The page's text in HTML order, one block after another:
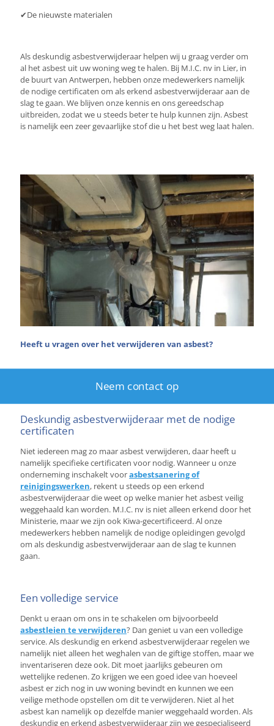
✔De nieuwste materialen
Als deskundig asbestverwijderaar helpen wij u graag verder om
al het asbest uit uw woning weg te halen. Bij M.I.C. nv in Lier, in
de buurt van Antwerpen, hebben onze medewerkers namelijk
de nodige certificaten om als erkend asbestverwijderaar aan de
slag te gaan. We blijven onze kennis en ons gereedschap
uitbreiden, zodat we u steeds beter te hulp kunnen zijn. Asbest
is namelijk een zeer gevaarlijke stof die u het best weg laat halen.
Heeft u vragen over het verwijderen van asbest?
Neem contact op
Deskundig asbestverwijderaar met de nodige
certificaten
Niet iedereen mag zo maar asbest verwijderen, daar heeft u
namelijk specifieke certificaten voor nodig. Wanneer u onze
onderneming inschakelt voorasbestsanering of
reinigingswerken, rekent u steeds op een erkend
asbestverwijderaar die weet op welke manier het asbest veilig
weggehaald kan worden. M.I.C. nv is niet alleen erkend door het
Ministerie, maar we zijn ook Kiwa-gecertificeerd. Al onze
medewerkers hebben namelijk de nodige opleidingen gevolgd
om als deskundig asbestverwijderaar aan de slag te kunnen
gaan.
Een volledige service
Denkt u eraan om ons in te schakelen om bijvoorbeeld
asbestleien te verwijderen? Dan geniet u van een volledige
service. Als deskundig en erkend asbestverwijderaar regelen we
namelijk niet alleen het weghalen van de giftige stoffen, maar we
inventariseren deze ook. Dit moet jaarlijks gebeuren om
wettelijke redenen. Zo krijgen we een goed idee van hoeveel
asbest er zich nog in uw woning bevindt en kunnen we een
veilige methode opstellen om dit te verwijderen. Niet al het
asbest kan namelijk op dezelfde manier weggehaald worden. Als
deskundig en erkend asbestverwijderaar zijn we gespecialiseerd